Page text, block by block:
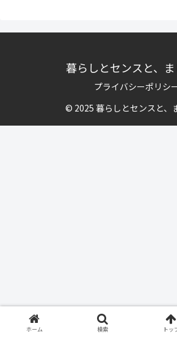
暮らしとセンスと、ま
プライバシーポリシ
© 2025 暮らしとセンスと、
ホーム 検索 トッ